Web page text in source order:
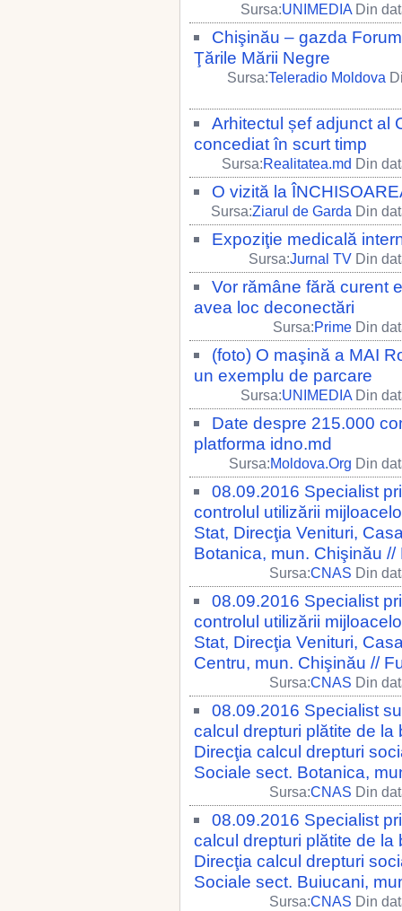
Sursa:UNIMEDIA Din
Chişinău – gazda
Ţările Mării Negre
Sursa:Teleradio Moldova
Arhitectul șef adjunct al
concediat în scurt timp
Sursa:Realitatea.md Din
O vizită la
Sursa:Ziarul de Garda Din
Expoziţie medicală
Sursa:Jurnal TV Din
Vor rămâne fără curent
avea loc deconectări
Sursa:Prime Din
(foto) O maşină a MAI
un exemplu de parcare
Sursa:UNIMEDIA Din
Date despre 215.000
platforma idno.md
Sursa:Moldova.Org Din
08.09.2016 Specialist
controlul utilizării
Stat, Direcţia Venituri,
Botanica, mun. Chişinău
Sursa:CNAS Din
08.09.2016 Specialist
controlul utilizării
Stat, Direcţia Venituri,
Centru, mun. Chişinău //
Sursa:CNAS Din
08.09.2016 Specialist
calcul drepturi plătite de
Direcţia calcul drepturi
Sociale sect. Botanica,
Sursa:CNAS Din
08.09.2016 Specialist
calcul drepturi plătite de
Direcţia calcul drepturi
Sociale sect. Buiucani,
Sursa:CNAS Din